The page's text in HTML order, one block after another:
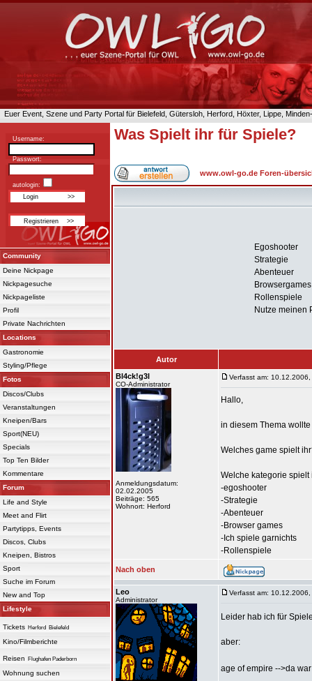
Euer Event, Szene und Party Portal für Bielefeld, Gütersloh, Herford, Höxter, Lippe,
Username:
Passwort:
autologin:
Community
Deine Nickpage
Nickpagesuche
Nickpageliste
Profil
Private Nachrichten
Locations
Gastronomie
Styling/Pflege
Fotos
Discos/Clubs
Veranstaltungen
Kneipen/Bars
Sport(NEU)
Specials
Top Ten Bilder
Kommentare
Forum
Life and Style
Meet and Flirt
Partytipps, Events
Discos, Clubs
Kneipen, Bistros
Sport
Suche im Forum
New and Top
Lifestyle
Tickets Herford Bielefeld
Kino/Filmberichte
Reisen Flughafen Paderborn
Wohnung suchen
Was Spielt ihr für Spiele?
www.owl-go.de Foren-
Egoshooter
Strategie
Abenteuer
Browsergames
Rollenspiele
Nutze meinen
Autor
Bl4ck!g3l
CO-Administrator
Anmeldungsdatum:
02.02.2005
Beiträge: 565
Wohnort: Herford
Verfasst am:
Hallo,
in diesem Thema
Welches game spielt
Welche kategorie spielt
-egoshooter
-Strategie
-Abenteuer
-Browser games
-Ich spiele garnichts
-Rollenspiele
Nach oben
Leo
Administrator
Verfasst am:
Leider hab ich für
aber:
age of empire -->da